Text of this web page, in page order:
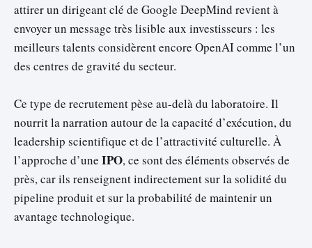
attirer un dirigeant clé de Google DeepMind revient à
envoyer un message très lisible aux investisseurs : les
meilleurs talents considèrent encore OpenAI comme l’un
des centres de gravité du secteur.
Ce type de recrutement pèse au-delà du laboratoire. Il
nourrit la narration autour de la capacité d’exécution, du
leadership scientifique et de l’attractivité culturelle. À
l’approche d’une IPO, ce sont des éléments observés de
près, car ils renseignent indirectement sur la solidité du
pipeline produit et sur la probabilité de maintenir un
avantage technologique.